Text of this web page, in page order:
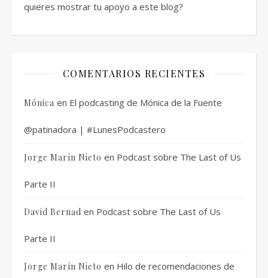
quieres mostrar tu apoyo a este blog?
COMENTARIOS RECIENTES
Mónica en El podcasting de Mónica de la Fuente
@patinadora | #LunesPodcastero
Jorge Marín Nieto en Podcast sobre The Last of Us
Parte II
David Bernad en Podcast sobre The Last of Us
Parte II
Jorge Marín Nieto en Hilo de recomendaciones de